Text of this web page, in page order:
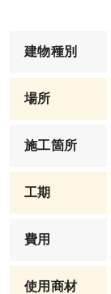
建物種別
場所
施工箇所
工期
費用
使用商材